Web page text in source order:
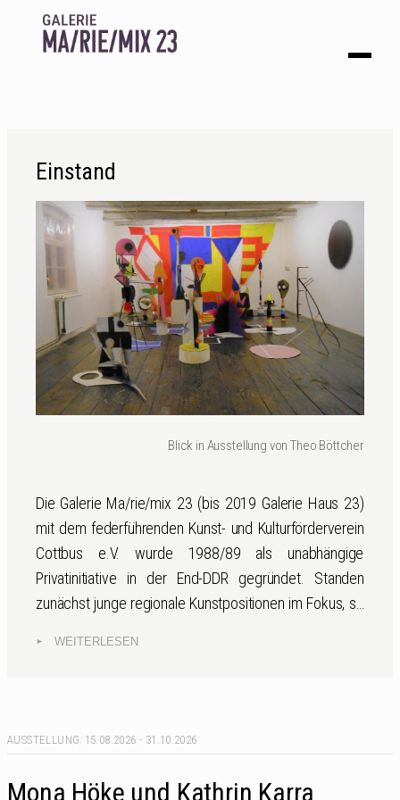
Einstand
Blick in Ausstellung von Theo Böttcher
Die Galerie Ma/rie/mix 23 (bis 2019 Galerie Haus 23)
mit dem federführenden Kunst- und Kulturförderverein
Cottbus e.V. wurde 1988/89 als unabhängige
Privatinitiative in der End-DDR gegründet. Standen
zunächst junge regionale Kunstpositionen im Fokus, so
Solveig K. Bolduan, waren es bei den über 200
Ausstellungen auch immer wieder experimentelle
WEITERLESEN
AUSSTELLUNG 15.08.2026 - 31.10.2026
Mona Höke und Kathrin Karra